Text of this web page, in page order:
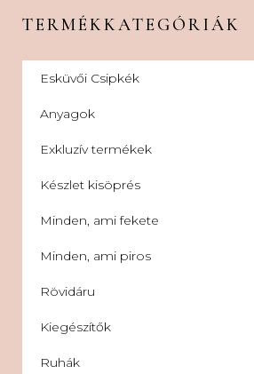
TERMÉKKATEGÓRIÁK
Esküvői Csipkék
Anyagok
Exkluzív termékek
Készlet kisöprés
Minden, ami fekete
Minden, ami piros
Rövidáru
Kiegészítők
Ruhák